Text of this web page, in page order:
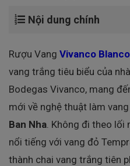
Nội dung chính
Rượu Vang Vivanco Blanco
vang trắng tiêu biểu của
Bodegas Vivanco, mang
mới về nghệ thuật làm
Ban Nha. Không đi theo lối
nổi tiếng với vang đỏ
thành chai vang trắng tiên